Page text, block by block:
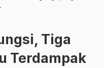
Tiga
Terdampak